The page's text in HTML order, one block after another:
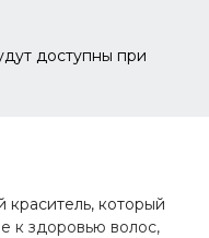
доступны при
который
к здоровью волос,